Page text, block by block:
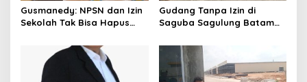
Gusmanedy: NPSN dan Izin
Sekolah Tak Bisa Hapus
Dugaan Kekerasan Anak
Gudang Tanpa Izin di
Saguba Sagulung Batam
Bersubsidi, Warga Resah
Terancam Bahaya
Kebakaran